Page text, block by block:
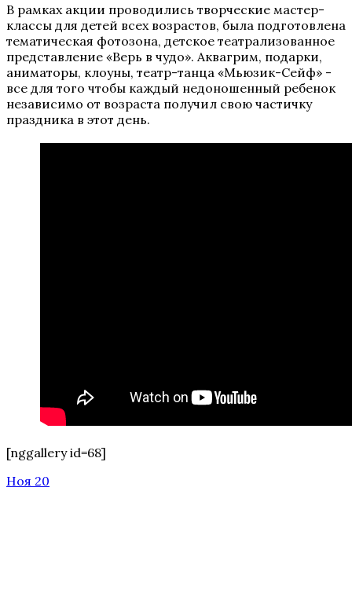
В рамках акции проводились творческие мастер-
классы для детей всех возрастов, была подготовлена
тематическая фотозона, детское театрализованное
представление «Верь в чудо». Аквагрим, подарки,
аниматоры, клоуны, театр-танца «Мьюзик-Сейф» -
все для того чтобы каждый недоношенный ребенок
независимо от возраста получил свою частичку
праздника в этот день.
[nggallery id=68]
Ноя 20